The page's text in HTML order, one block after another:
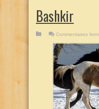
Bashkir
Commentaires